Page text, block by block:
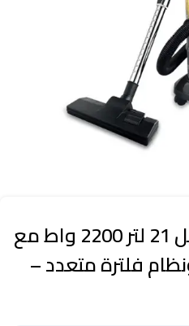
مكنسه امبكس برميل 21 لتر 2200 واط مع
فلترة متعدد –